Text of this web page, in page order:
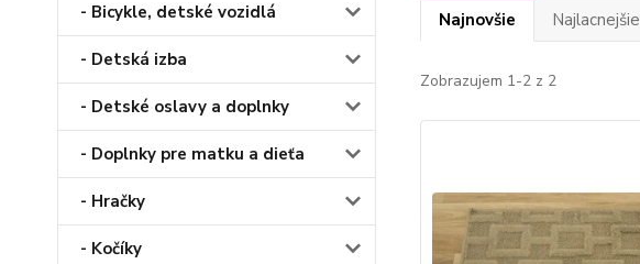
- Bicykle, detské vozidlá
- Detská izba
- Detské oslavy a doplnky
- Doplnky pre matku a dieťa
- Hračky
- Kočíky
Najnovšie Najlacnejšie
Zobrazujem 1-2 z 2